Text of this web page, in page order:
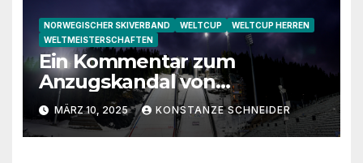
NORWEGISCHER SKIVERBAND WELTCUP
WELTCUP HERREN
WELTMEISTERSCHAFTEN
Ein Kommentar zum
Anzugskandal von
Trondheim
MÄRZ 10, 2025 KONSTANZE SCHNEIDER